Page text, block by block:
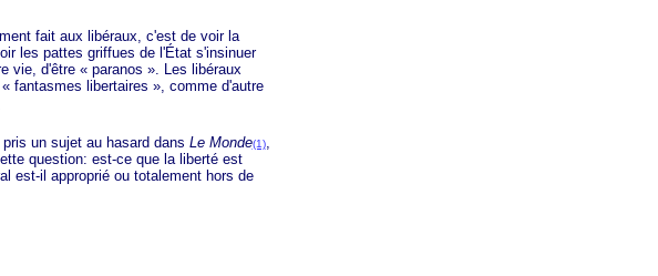
fait aux libéraux, c'est de voir la
les pattes griffues de l'État s'insinuer
vie, d'être « paranos ». Les libéraux
« fantasmes libertaires », comme d'autre
un sujet au hasard dans Le Monde(1),
question: est-ce que la liberté est
est-il approprié ou totalement hors de